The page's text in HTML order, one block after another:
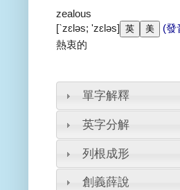
zealous
[`zɛləs; 'zɛləs]
(發
熱衷的
單字解釋
英字分解
列根成形
創義薛說